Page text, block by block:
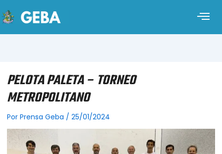
PELOTA PALETA – TORNEO
METROPOLITANO
Por Prensa Geba / 25/01/2024